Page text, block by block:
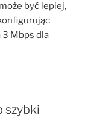
być lepiej,
Mbps dla
szybki